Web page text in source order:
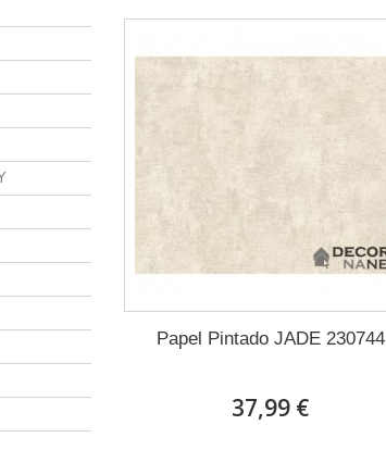
Papel Pintado JADE 230744
37,99 €